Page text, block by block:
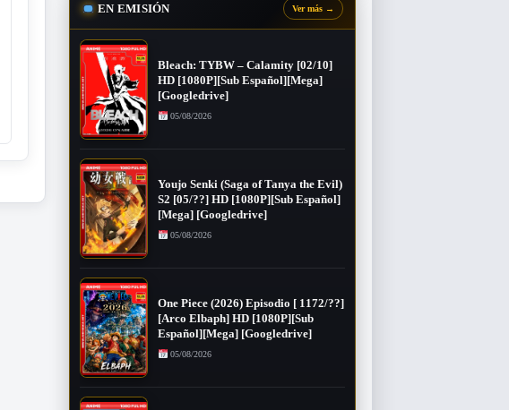
EN EMISIÓN Ver más →
Bleach: TYBW – Calamity [02/10]
HD [1080P][Sub Español][Mega]
[Googledrive]
05/08/2026
Youjo Senki (Saga of Tanya the Evil)
S2 [05/??] HD [1080P][Sub Español]
[Mega] [Googledrive]
05/08/2026
One Piece (2026) Episodio [ 1172/??]
[Arco Elbaph] HD [1080P][Sub
Español][Mega] [Googledrive]
05/08/2026